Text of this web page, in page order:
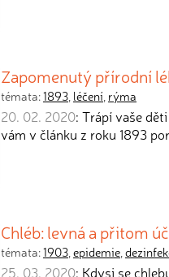
Zapomenutý přírodní
témata:1893, léčení, rýma
20. 02. 2020: Trápí vaše
vám v článku z roku 1893
Chléb: levná a přitom
témata:1903,epidemie,
25. 03. 2020: Kdysi se